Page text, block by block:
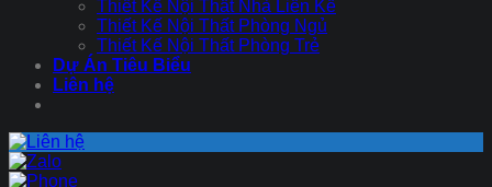
Thiết Kế Nội Thất Nhà Liền Kề
Thiết Kế Nội Thất Phòng Ngủ
Thiết Kế Nội Thất Phòng Trẻ
Dự Án Tiêu Biểu
Liên hệ